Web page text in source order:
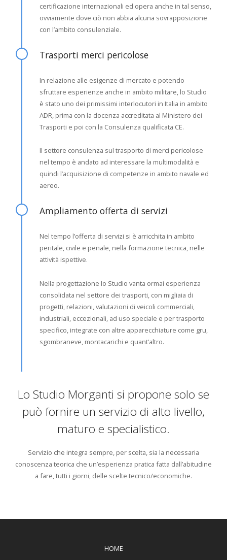
certificazione internazionali ed opera anche in tal senso,
ovviamente dove ciò non abbia alcuna sovrapposizione
con l’ambito consulenziale.
Trasporti merci pericolose
In relazione alle esigenze di mercato e potendo
sfruttare esperienze anche in ambito militare, lo Studio
è stato uno dei primissimi interlocutori in Italia in ambito
ADR, prima con la docenza accreditata al Ministero dei
Trasporti e poi con la Consulenza qualificata CE.
Il settore consulenza sul trasporto di merci pericolose
nel tempo è andato ad interessare la multimodalità e
quindi l’acquisizione di competenze in ambito navale ed
aereo.
Ampliamento offerta di servizi
Nel tempo l’offerta di servizi si è arricchita in ambito
peritale, civile e penale, nella formazione tecnica, nelle
attività ispettive.
Nella progettazione lo Studio vanta ormai esperienza
consolidata nel settore dei trasporti, con migliaia di
progetti, relazioni, valutazioni di veicoli commerciali,
industriali, eccezionali, ad uso speciale e per trasporto
specifico, integrate con altre apparecchiature come gru,
sgombraneve, montacarichi e quant’altro.
Lo Studio Morganti si propone solo se
può fornire un servizio di alto livello,
maturo e specialistico.
Servizio che integra sempre, per scelta, sia la necessaria
conoscenza teorica che un’esperienza pratica fatta dall’abitudine
a fare, tutti i giorni, delle scelte tecnico/economiche.
HOME